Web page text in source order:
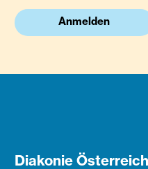
Anmelden
Diakonie